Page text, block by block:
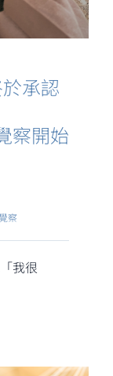
承認
察開始
察
我很